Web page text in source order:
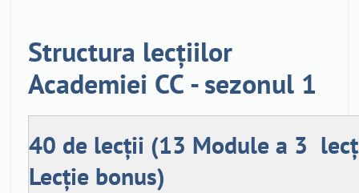
Structura lecțiilor
Academiei CC - sezonul 1
40 de lecții (13 Module a 3
Lecție bonus)